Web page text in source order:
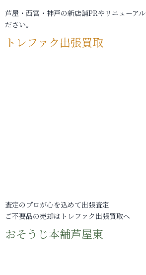
芦屋・西宮・神戸の新店舗PRやリニューア
ださい。
トレファク出張買取
査定のプロが心を込めて出張査定
ご不要品の売却はトレファク出張買取へ
おそうじ本舗芦屋東